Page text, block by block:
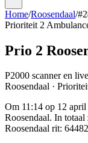
Home/Roosendaal/
Prioriteit 2
Prio 2
P2000 scanner en
Roosendaal ·
Om 11:14 op 12
Roosendaal. In
Roosendaal rit: